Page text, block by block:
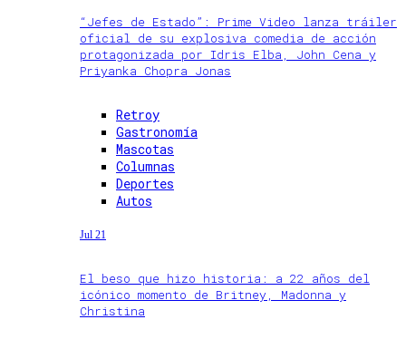
“Jefes de Estado”: Prime Video lanza tráiler
oficial de su explosiva comedia de acción
protagonizada por Idris Elba, John Cena y
Priyanka Chopra Jonas
Retroy
Gastronomía
Mascotas
Columnas
Deportes
Autos
Jul 21
El beso que hizo historia: a 22 años del
icónico momento de Britney, Madonna y
Christina